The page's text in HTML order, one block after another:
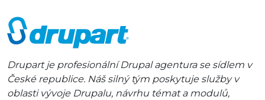
Drupart je profesionální Drupal agentura se sídlem v
České republice. Náš silný tým poskytuje služby v
oblasti vývoje Drupalu, návrhu témat a modulů,